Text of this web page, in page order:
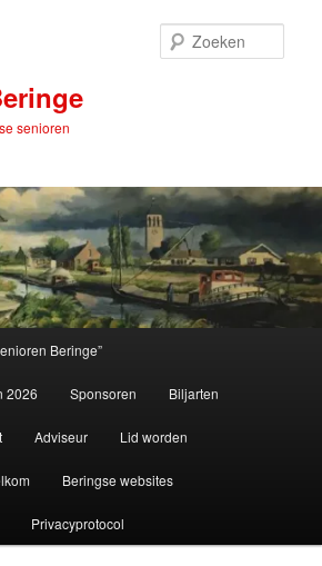
senioren
Beringe”
2026 Sponsoren Biljarten
Adviseur Lid worden
Beringse websites
Privacyprotocol